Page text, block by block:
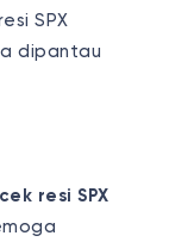
SPX
dipantau
cek resi SPX